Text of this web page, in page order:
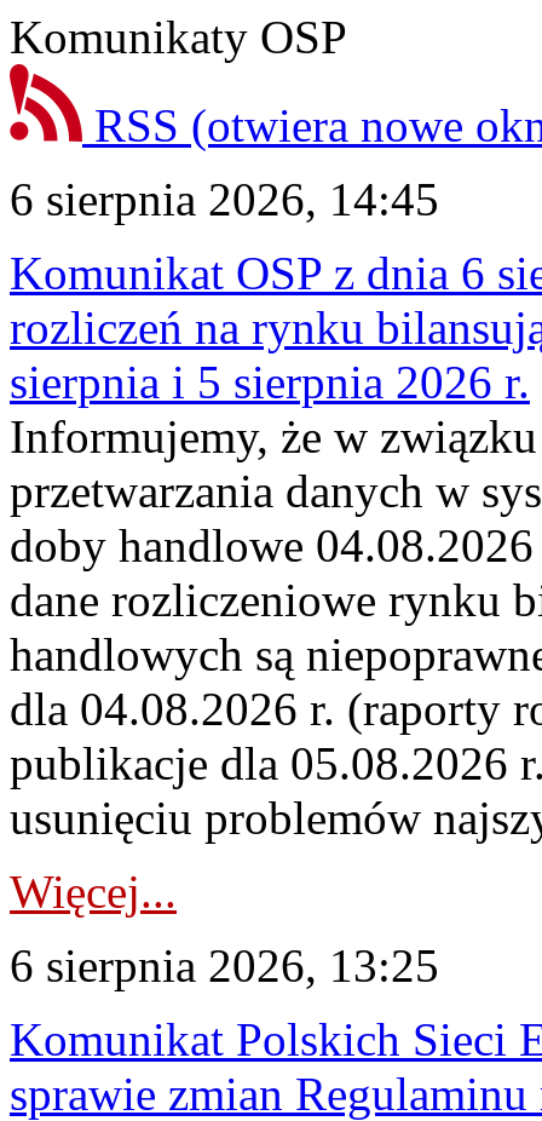
Komunikaty OSP
RSS (otwiera nowe
6 sierpnia 2026, 14:45
Komunikat OSP z dnia 6
rozliczeń na rynku
sierpnia i 5 sierpnia 2026 r.
Informujemy, że w
przetwarzania danych w
doby handlowe
dane rozliczeniowe rynku
handlowych są
dla 04.08.2026 r. (raporty
publikacje dla 05.08.2026
usunięciu problemów
Więcej...
6 sierpnia 2026, 13:25
Komunikat Polskich Sieci
sprawie zmian